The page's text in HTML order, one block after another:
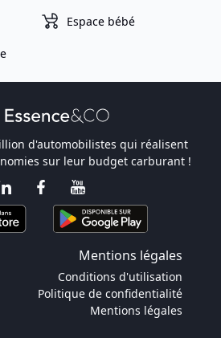
Espace bébé
d'automobilistes qui réalisent
sur leur budget carburant !
Mentions légales
Conditions d'utilisation
Politique de confidentialité
Mentions légales